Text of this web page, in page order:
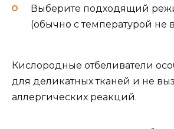
Выберите подходящий
(обычно с температурой не
Кислородные отбеливатели
для деликатных тканей и не
аллергических реакций.